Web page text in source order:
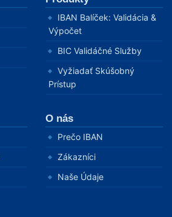
IBAN Balíček: Validácia &
Výpočet
BIC Validáčné Služby
Vyžiadať Skúšobný
Prístup
O nás
Prečo IBAN
Zákazníci
Naše Údaje